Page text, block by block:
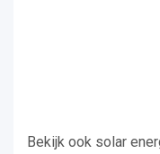
Bekijk ook solar